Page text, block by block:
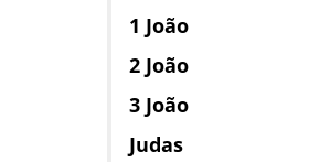
1 João
2 João
3 João
Judas